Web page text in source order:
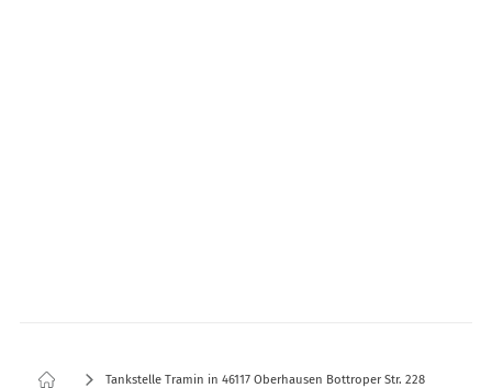
Tankstelle Tramin in 46117 Oberhausen Bottroper Str. 228